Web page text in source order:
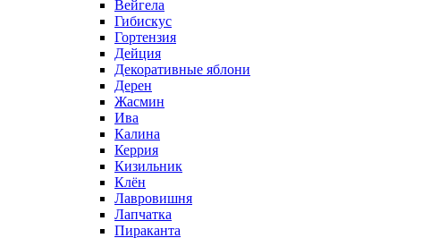
Вейгела
Гибискус
Гортензия
Дейция
Декоративные яблони
Дерен
Жасмин
Ива
Калина
Керрия
Кизильник
Клён
Лавровишня
Лапчатка
Пираканта